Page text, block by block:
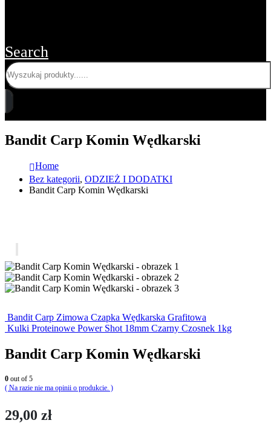
Search
Bandit Carp Komin Wędkarski
Home
Bez kategorii, ODZIEŻ I DODATKI
Bandit Carp Komin Wędkarski
Bandit Carp Zimowa Czapka Wędkarska Grafitowa
Kulki Proteinowe Power Shot 18mm Czarny Czosnek 1kg
Bandit Carp Komin Wędkarski
0 out of 5
( Na razie nie ma opinii o produkcie. )
29,00 zł